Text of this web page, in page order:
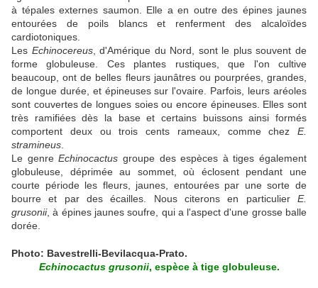
à tépales externes saumon. Elle a en outre des épines jaunes
entourées de poils blancs et renferment des alcaloïdes
cardiotoniques.
Les Echinocereus, d'Amérique du Nord, sont le plus souvent de
forme globuleuse. Ces plantes rustiques, que l'on cultive
beaucoup, ont de belles fleurs jaunâtres ou pourprées, grandes,
de longue durée, et épineuses sur l'ovaire. Parfois, leurs aréoles
sont couvertes de longues soies ou encore épineuses. Elles sont
très ramifiées dès la base et certains buissons ainsi formés
comportent deux ou trois cents rameaux, comme chez E.
stramineus
Le genreEchinocactus groupe des espèces à tiges également
globuleuse, déprimée au sommet, où éclosent pendant une
courte période les fleurs, jaunes, entourées par une sorte de
bourre et par des écailles. Nous citerons en particulier E.
grusonii, à épines jaunes soufre, qui a l'aspect d'une grosse balle
dorée.
Photo: Bavestrelli-Bevilacqua-Prato.
Echinocactus grusonii, espèce à tige globuleuse.